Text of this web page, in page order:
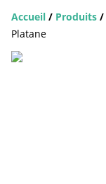
Accueil / Produits /
Platane